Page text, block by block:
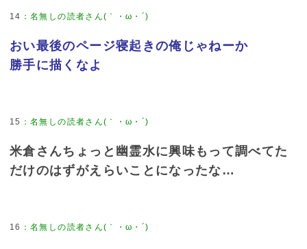
14 ：名無しの読者さん(｀・ω・´)
おい最後のページ寝起きの俺じゃねーか
勝手に描くなよ
15 ：名無しの読者さん(｀・ω・´)
米倉さんちょっと幽霊水に興味もって調べてた
だけのはずがえらいことになったな…
16 ：名無しの読者さん(｀・ω・´)